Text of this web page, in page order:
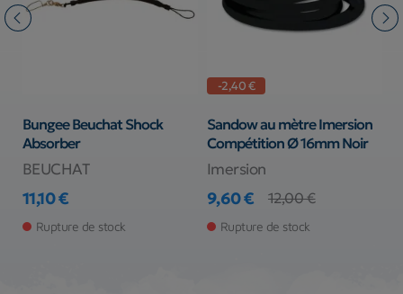
Bungee Beuchat Shock
Absorber
BEUCHAT
Prix
11,10 €
Rupture de stock
-2,40 €
Sandow au mètre Imersion
Compétition Ø 16mm Noir
Imersion
Prix
9,60 €
Prix de base
12,00 €
Rupture de stock